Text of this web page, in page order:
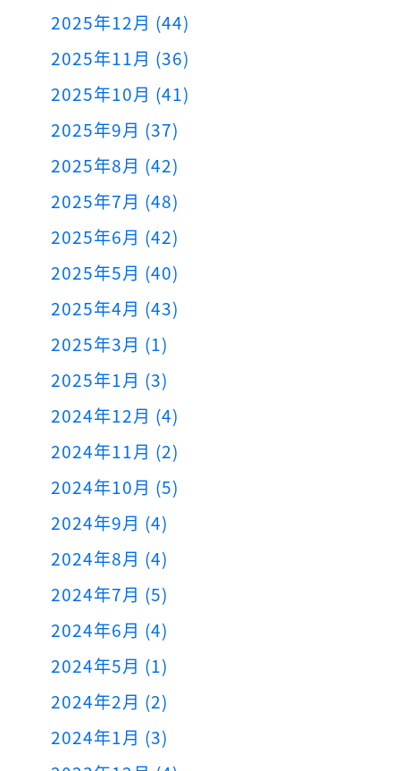
2025年12月 (44)
2025年11月 (36)
2025年10月 (41)
2025年9月 (37)
2025年8月 (42)
2025年7月 (48)
2025年6月 (42)
2025年5月 (40)
2025年4月 (43)
2025年3月 (1)
2025年1月 (3)
2024年12月 (4)
2024年11月 (2)
2024年10月 (5)
2024年9月 (4)
2024年8月 (4)
2024年7月 (5)
2024年6月 (4)
2024年5月 (1)
2024年2月 (2)
2024年1月 (3)